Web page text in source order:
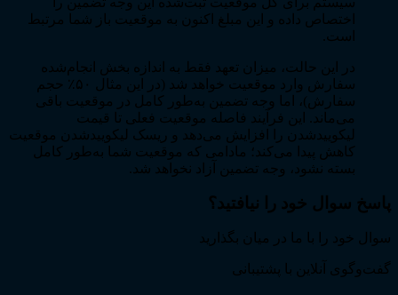
اختصاص داده و این مبلغ اکنون به موقعیت باز شما مرتبط
است.
در این حالت، میزان تعهد فقط به اندازه بخش انجام‌شده
سفارش وارد موقعیت خواهد شد (در این مثال ۵۰٪ حجم
سفارش)، اما وجه تضمین به‌طور کامل در موقعیت باقی
می‌ماند. این فرآیند فاصله موقعیت فعلی تا قیمت
لیکوییدشدن را افزایش می‌دهد و ریسک لیکوییدشدن موقعیت
کاهش پیدا می‌کند؛ مادامی که موقعیت شما به‌طور کامل
بسته نشود، وجه تضمین آزاد نخواهد شد.
پاسخ سوال خود را نیافتید؟
سوال خود را با ما در میان بگذارید
گفت‌وگوی آنلاین با پشتیبانی